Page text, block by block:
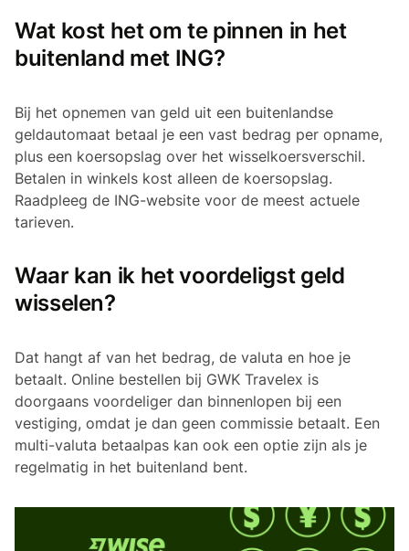
Wat kost het om te pinnen in het
buitenland met ING?
Bij het opnemen van geld uit een buitenlandse
geldautomaat betaal je een vast bedrag per opname,
plus een koersopslag over het wisselkoersverschil.
Betalen in winkels kost alleen de koersopslag.
Raadpleeg de ING-website voor de meest actuele
tarieven.
Waar kan ik het voordeligst geld
wisselen?
Dat hangt af van het bedrag, de valuta en hoe je
betaalt. Online bestellen bij GWK Travelex is
doorgaans voordeliger dan binnenlopen bij een
vestiging, omdat je dan geen commissie betaalt. Een
multi-valuta betaalpas kan ook een optie zijn als je
regelmatig in het buitenland bent.